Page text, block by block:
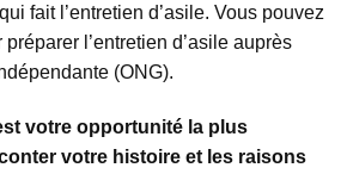
fait l’entretien d’asile. Vous pouvez
l’entretien d’asile auprès
(ONG).
votre opportunité la plus
votre histoire et les raisons